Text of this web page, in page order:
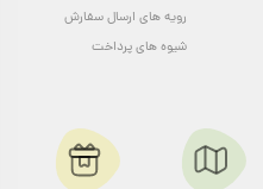
به محصولرویه های ارسال سفارش
شیوه های پرداخت